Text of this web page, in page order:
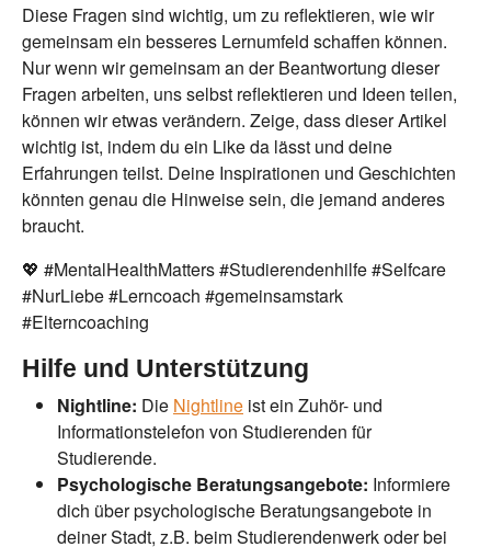
Diese Fragen sind wichtig, um zu reflektieren, wie wir
gemeinsam ein besseres Lernumfeld schaffen können.
Nur wenn wir gemeinsam an der Beantwortung dieser
Fragen arbeiten, uns selbst reflektieren und Ideen teilen,
können wir etwas verändern. Zeige, dass dieser Artikel
wichtig ist, indem du ein Like da lässt und deine
Erfahrungen teilst. Deine Inspirationen und Geschichten
könnten genau die Hinweise sein, die jemand anderes
braucht.
💖 #MentalHealthMatters #Studierendenhilfe #Selfcare
#NurLiebe #Lerncoach #gemeinsamstark
#Elterncoaching
Hilfe und Unterstützung
Nightline: Die Nightline ist ein Zuhör- und
Informationstelefon von Studierenden für
Studierende.
Psychologische Beratungsangebote: Informiere
dich über psychologische Beratungsangebote in
deiner Stadt, z.B. beim Studierendenwerk oder bei